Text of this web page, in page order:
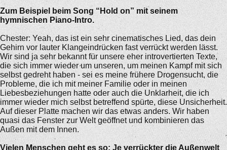
Zum Beispiel beim Song “Hold on” mit seinem
hymnischen Piano-Intro.
Chester: Yeah, das ist ein sehr cinematisches Lied, das dein
Gehirn vor lauter Klangeindrücken fast verrückt werden lässt.
Wir sind ja sehr bekannt für unsere eher introvertierten Texte,
die sich immer wieder um unseren, um meinen Kampf mit sich
selbst gedreht haben - sei es meine frühere Drogensucht, die
Probleme, die ich mit meiner Familie oder in meinen
Liebesbeziehungen hatte oder auch die Unklarheit, die ich
immer wieder mich selbst betreffend spürte, diese Unsicherheit.
Auf dieser Platte machen wir das etwas anders. Wir haben
quasi das Fenster zur Welt geöffnet und kombinieren das
Außen mit dem Innen.
Vielen Menschen geht es so: Je verrückter die Außenwelt